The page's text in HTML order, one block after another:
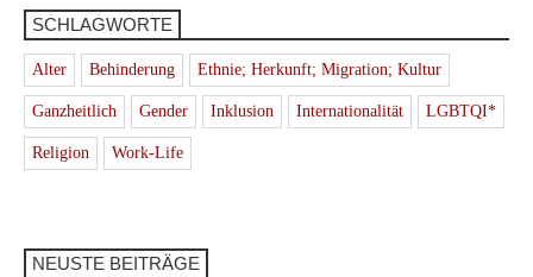
SCHLAGWORTE
Alter Behinderung Ethnie; Herkunft; Migration; Kultur
Ganzheitlich Gender Inklusion Internationalität LGBTQI*
Religion Work-Life
NEUSTE BEITRÄGE